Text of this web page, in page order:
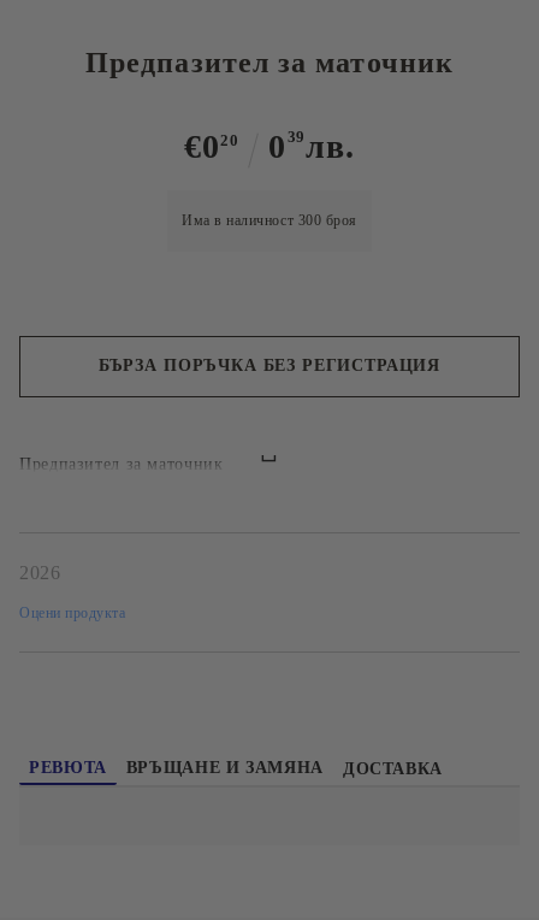
Предпазител за маточник
€020 0 39лв.
Има в наличност 300 броя
Предпазител за маточник
БЪРЗА ПОРЪЧКА БЕЗ РЕГИСТРАЦИЯ
2026
Оцени продукта
РЕВЮТА ВРЪЩАНЕ И ЗАМЯНА ДОСТАВКА